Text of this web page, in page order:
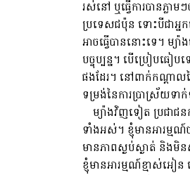
រស់​នៅ ឬ​ធ្វើ​ការ​បាន​ភ្ល
ប្រទេសជប៉ុន ទោះបីជាអ្ន
អាចធ្វើបាននោះទេ។ ម្យ៉
បច្ចុប្បន្ន។ បើប្រៀបធៀ
ផងដែរ។ នៅពាក់កណ្តាលន
ទម្រង់នៃការប្រាស្រ័យទ
ម្យ៉ាងវិញទៀត ប្រជាជន
ទាំងអស់។ ខ្ញុំ​មាន​អារម្មណ៍​
មាន​ភាព​ស្ងប់ស្ងាត់ និង​មិន​
ខ្ញុំមានអារម្មណ៍ខ្មាស់អ